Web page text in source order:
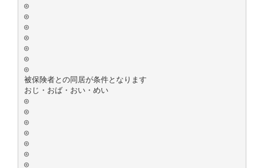
◎
◎
◎
◎
◎
◎
◎
被保険者との同居が条件となります
おじ・おば・おい・めい
◎
◎
◎
◎
◎
◎
◎